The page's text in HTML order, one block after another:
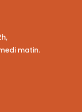
matin.